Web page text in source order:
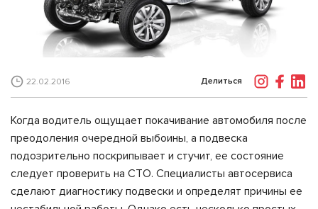
22.02.2016 Делиться
Когда водитель ощущает покачивание автомобиля после
преодоления очередной выбоины, а подвеска
подозрительно поскрипывает и стучит, ее состояние
следует проверить на СТО. Специалисты автосервиса
сделают диагностику подвески и определят причины ее